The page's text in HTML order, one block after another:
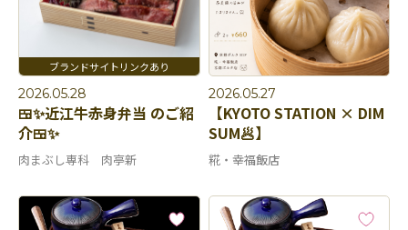
2026.05.28
🍱✨近江牛赤身弁当 のご紹
介🍱✨
肉まぶし専科 肉亭新
2026.05.27
【KYOTO STATION × DIM
SUM🥟】
糀・幸福飯店